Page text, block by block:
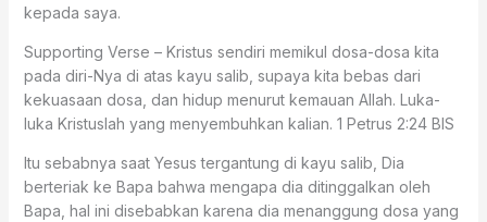
kepada saya.
Supporting Verse – Kristus sendiri memikul dosa-dosa kita
pada diri-Nya di atas kayu salib, supaya kita bebas dari
kekuasaan dosa, dan hidup menurut kemauan Allah. Luka-
luka Kristuslah yang menyembuhkan kalian. 1 Petrus 2:24 BIS
Itu sebabnya saat Yesus tergantung di kayu salib, Dia
berteriak ke Bapa bahwa mengapa dia ditinggalkan oleh
Bapa, hal ini disebabkan karena dia menanggung dosa yang